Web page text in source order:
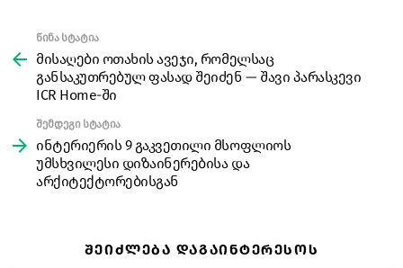
more
წინა სტატია
მისაღები ოთახის ავეჯი, რომელსაც
განსაკუთრებულ ფასად შეიძენ — შავი პარასკევი
ICR Home-ში
შემდეგი სტატია
ინტერიერის 9 გაკვეთილი მსოფლიოს
უმსხვილესი დიზაინერებისა და
არქიტექტორებისგან
ᲨᲔᲘᲫᲚᲔᲑᲐ ᲓᲐᲒᲐᲘᲜᲢᲔᲠᲔᲡᲝᲡ